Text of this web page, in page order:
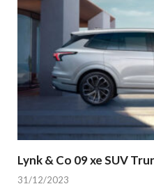
Lynk & Co 09 xe SUV
31/12/2023